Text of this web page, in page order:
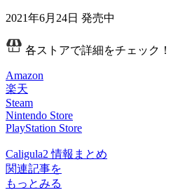
2021年6月24日 発売中
各ストアで詳細をチェック！
Amazon
楽天
Steam
Nintendo Store
PlayStation Store
Caligula2 情報まとめ
関連記事を
もっとみる